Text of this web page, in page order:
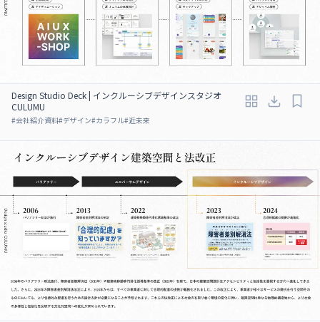
Design Studio Deck | インクルーシブデザインスタジオ
CULUMU
#会社紹介資料#デザイン#カラフル#近未来